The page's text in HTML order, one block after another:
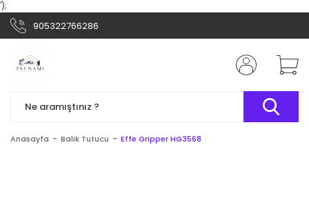
');
905322766286
Anasayfa Balık Tutucu Effe Gripper HG3568